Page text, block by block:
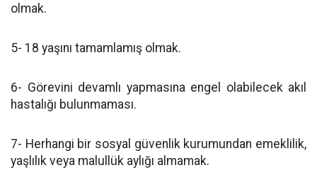
olmak.
5- 18 yaşını tamamlamış olmak.
6- Görevini devamlı yapmasına engel olabilecek akıl
hastalığı bulunmaması.
7- Herhangi bir sosyal güvenlik kurumundan emeklilik,
yaşlılık veya malullük aylığı almamak.